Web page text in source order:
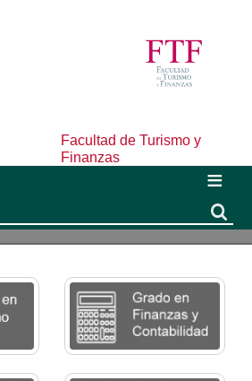
Facultad de Turismo y
Finanzas